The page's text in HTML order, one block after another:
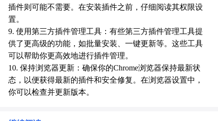
插件则可能不需要。在安装插件之前，仔细阅读其权限设
置。
9. 使用第三方插件管理工具：有些第三方插件管理工具提
供了更高级的功能，如批量安装、一键更新等。这些工具
可以帮助你更高效地进行插件管理。
10. 保持浏览器更新：确保你的Chrome浏览器保持最新状
态，以便获得最新的插件和安全修复。在浏览器设置中，
你可以检查并更新版本。